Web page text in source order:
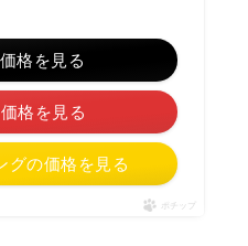
格を見る
格を見る
グの価格を見る
ポチップ